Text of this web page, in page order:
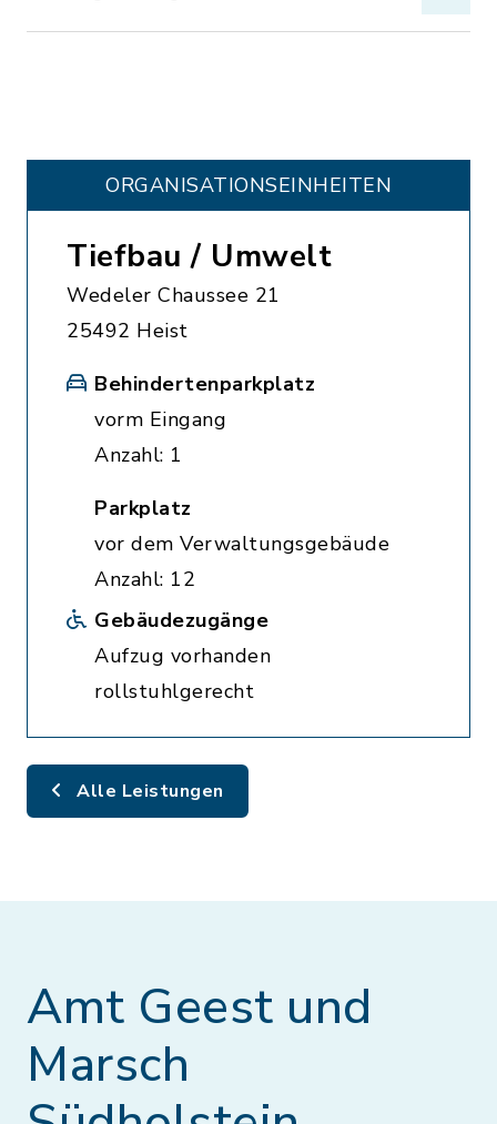
ORGANISATIONS­EINHEITEN
Tiefbau / Umwelt
Wedeler Chaussee 21
25492 Heist
Behindertenparkplatz
vorm Eingang
Anzahl: 1
Parkplatz
vor dem Verwaltungsgebäude
Anzahl: 12
Gebäudezugänge
Aufzug vorhanden
rollstuhlgerecht
Alle Leistungen
Amt Geest und
Marsch